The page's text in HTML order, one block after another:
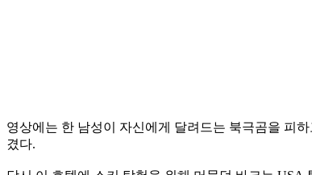
영상에는 한 남성이 자신에게 달려드는 북극곰을 피
겼다.